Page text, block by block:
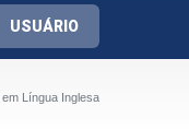
USUÁRIO
Língua Inglesa